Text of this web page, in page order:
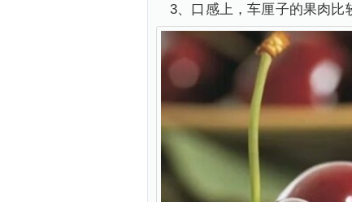
3、口感上，车厘子的果肉